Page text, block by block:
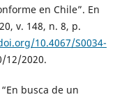
en Chile”. En
v. 148, n. 8, p.
10.4067/S0034-
12/2020.
busca de un